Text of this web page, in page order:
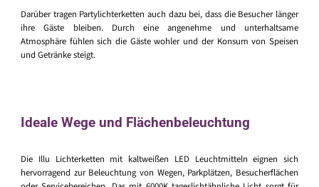
Darüber tragen Partylichterketten auch dazu bei, dass die Besucher länger
ihre Gäste bleiben. Durch eine angenehme und unterhaltsame
Atmosphäre fühlen sich die Gäste wohler und der Konsum von Speisen
und Getränke steigt.
Ideale Wege und Flächenbeleuchtung
Die Illu Lichterketten mit kaltweißen LED Leuchtmitteln eignen sich
hervorragend zur Beleuchtung von Wegen, Parkplätzen, Besucherflächen